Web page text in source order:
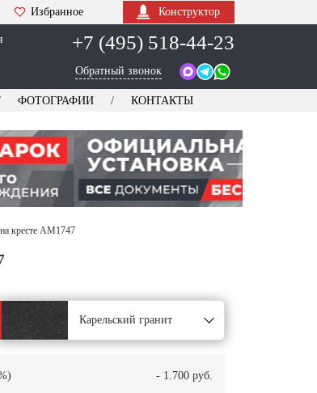
Избранное Конструктор
+7 (495) 518-44-23
Обратный звонок
ФОТОГРАФИИ КОНТАКТЫ
кресте AM1747
Карельский гранит
- 1.700 руб.